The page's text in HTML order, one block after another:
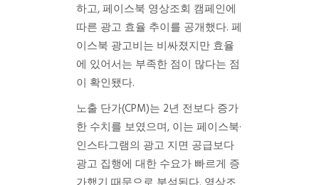
하고, 페이스북 영상조회 캠페인에
따른 광고 효율 추이를 공개했다. 페
이스북 광고비는 비싸졌지만 효율
에 있어서는 부족한 점이 많다는 점
이 확인됐다.
노출 단가(CPM)는 2년 전보다 증가
한 수치를 보였으며, 이는 페이스북·
인스타그램의 광고 지면 공급보다
광고 집행에 대한 수요가 빠르게 증